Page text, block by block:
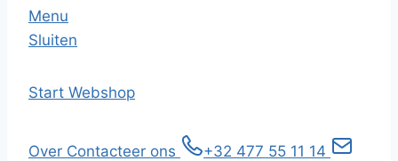
Menu
Sluiten
Start Webshop
Over Contacteer ons
+32 477 55 11 14